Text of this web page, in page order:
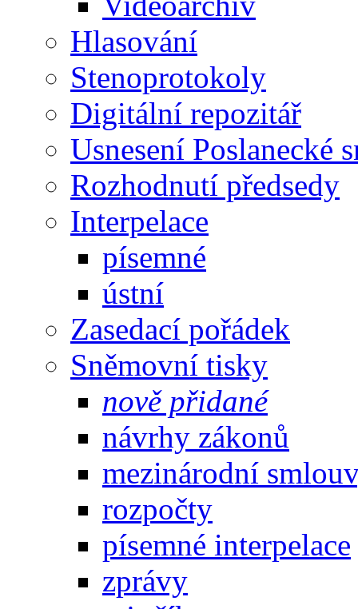
Hlasování
Stenoprotokoly
Digitální repozitář
Usnesení Poslanecké
Rozhodnutí předsedy
Interpelace
písemné
ústní
Zasedací pořádek
Sněmovní tisky
nově přidané
návrhy zákonů
mezinárodní
rozpočty
písemné interpelace
zprávy